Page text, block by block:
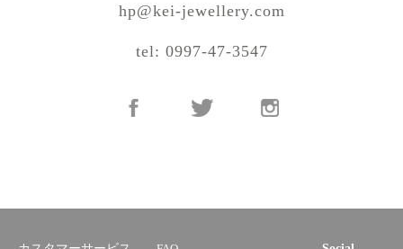
hp@kei-jewellery.com
tel: 0997-47-3547